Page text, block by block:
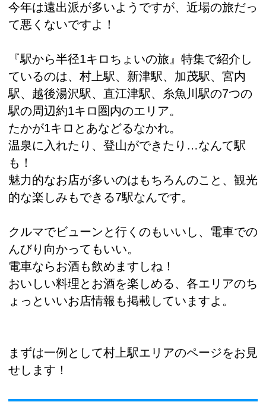
今年は遠出派が多いようですが、近場の旅だっ
て悪くないですよ！
『駅から半径1キロちょいの旅』特集で紹介し
ているのは、村上駅、新津駅、加茂駅、宮内
駅、越後湯沢駅、直江津駅、糸魚川駅の7つの
駅の周辺約1キロ圏内のエリア。
たかが1キロとあなどるなかれ。
温泉に入れたり、登山ができたり…なんて駅
も！
魅力的なお店が多いのはもちろんのこと、観光
的な楽しみもできる7駅なんです。
クルマでビューンと行くのもいいし、電車での
んびり向かってもいい。
電車ならお酒も飲めますしね！
おいしい料理とお酒を楽しめる、各エリアのち
ょっといいお店情報も掲載していますよ。
まずは一例として村上駅エリアのページをお見
せします！